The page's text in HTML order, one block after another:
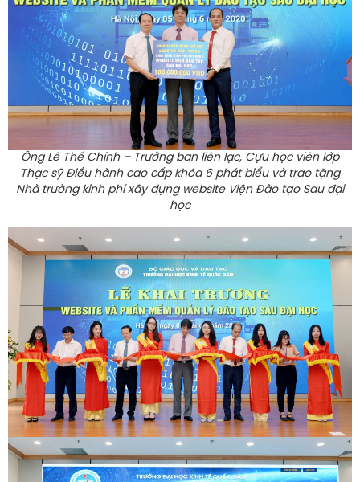
Ông Lê Thế Chính – Trưởng ban liên lạc, Cựu học viên lớp
Thạc sỹ Điều hành cao cấp khóa 6 phát biểu và trao tặng
Nhà trường kinh phí xây dựng website Viện Đào tạo Sau đại
học